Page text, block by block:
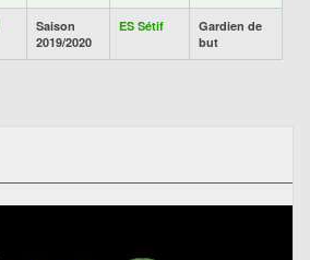
Saison
2019/2020
ES Sétif
Gardien de
but